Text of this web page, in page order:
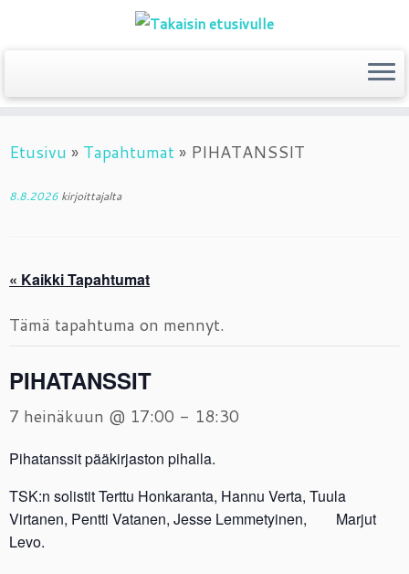
toEtusivu » Tapahtumat» PIHATANSSIT
8.8.2026 kirjoittajalta
« Kaikki Tapahtumat
Tämä tapahtuma on mennyt.
PIHATANSSIT
7 heinäkuun @ 17:00 - 18:30
Pihatanssit pääkirjaston pihalla.
TSK:n solistit Terttu Honkaranta, Hannu Verta, Tuula
Virtanen, Pentti Vatanen, Jesse Lemmetyinen, Marjut
Levo.